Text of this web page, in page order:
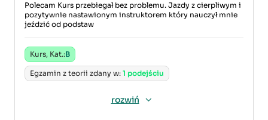
Polecam Kurs przebiegał bez problemu. Jazdy z cierpliwym i
pozytywnie nastawionym instruktorem który nauczył mnie
jeździć od podstaw
Kurs, Kat.:B
Egzamin z teorii zdany w: 1 podejściu
rozwiń